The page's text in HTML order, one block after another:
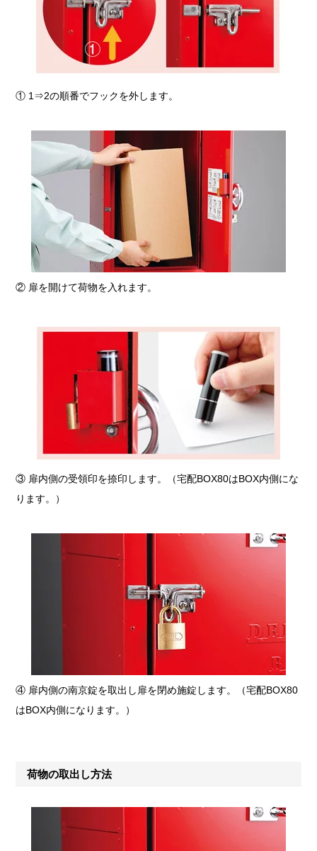
① 1⇒2の順番でフックを外します。
② 扉を開けて荷物を入れます。
③ 扉内側の受領印を捺印します。（宅配BOX80はBOX内側にな
ります。）
④ 扉内側の南京錠を取出し扉を閉め施錠します。（宅配BOX80
はBOX内側になります。）
荷物の取出し方法